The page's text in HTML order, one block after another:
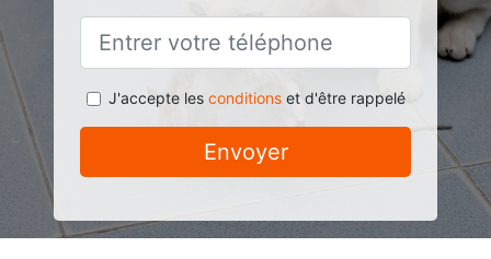
J'accepte les conditionset d'être rappelé
Envoyer